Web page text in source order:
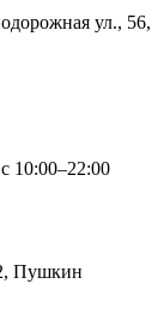
ул., 56,
10:00–22:00
Пушкин